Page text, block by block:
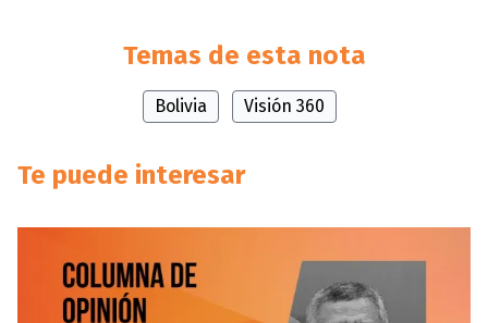
Temas de esta nota
Bolivia Visión 360
Te puede interesar